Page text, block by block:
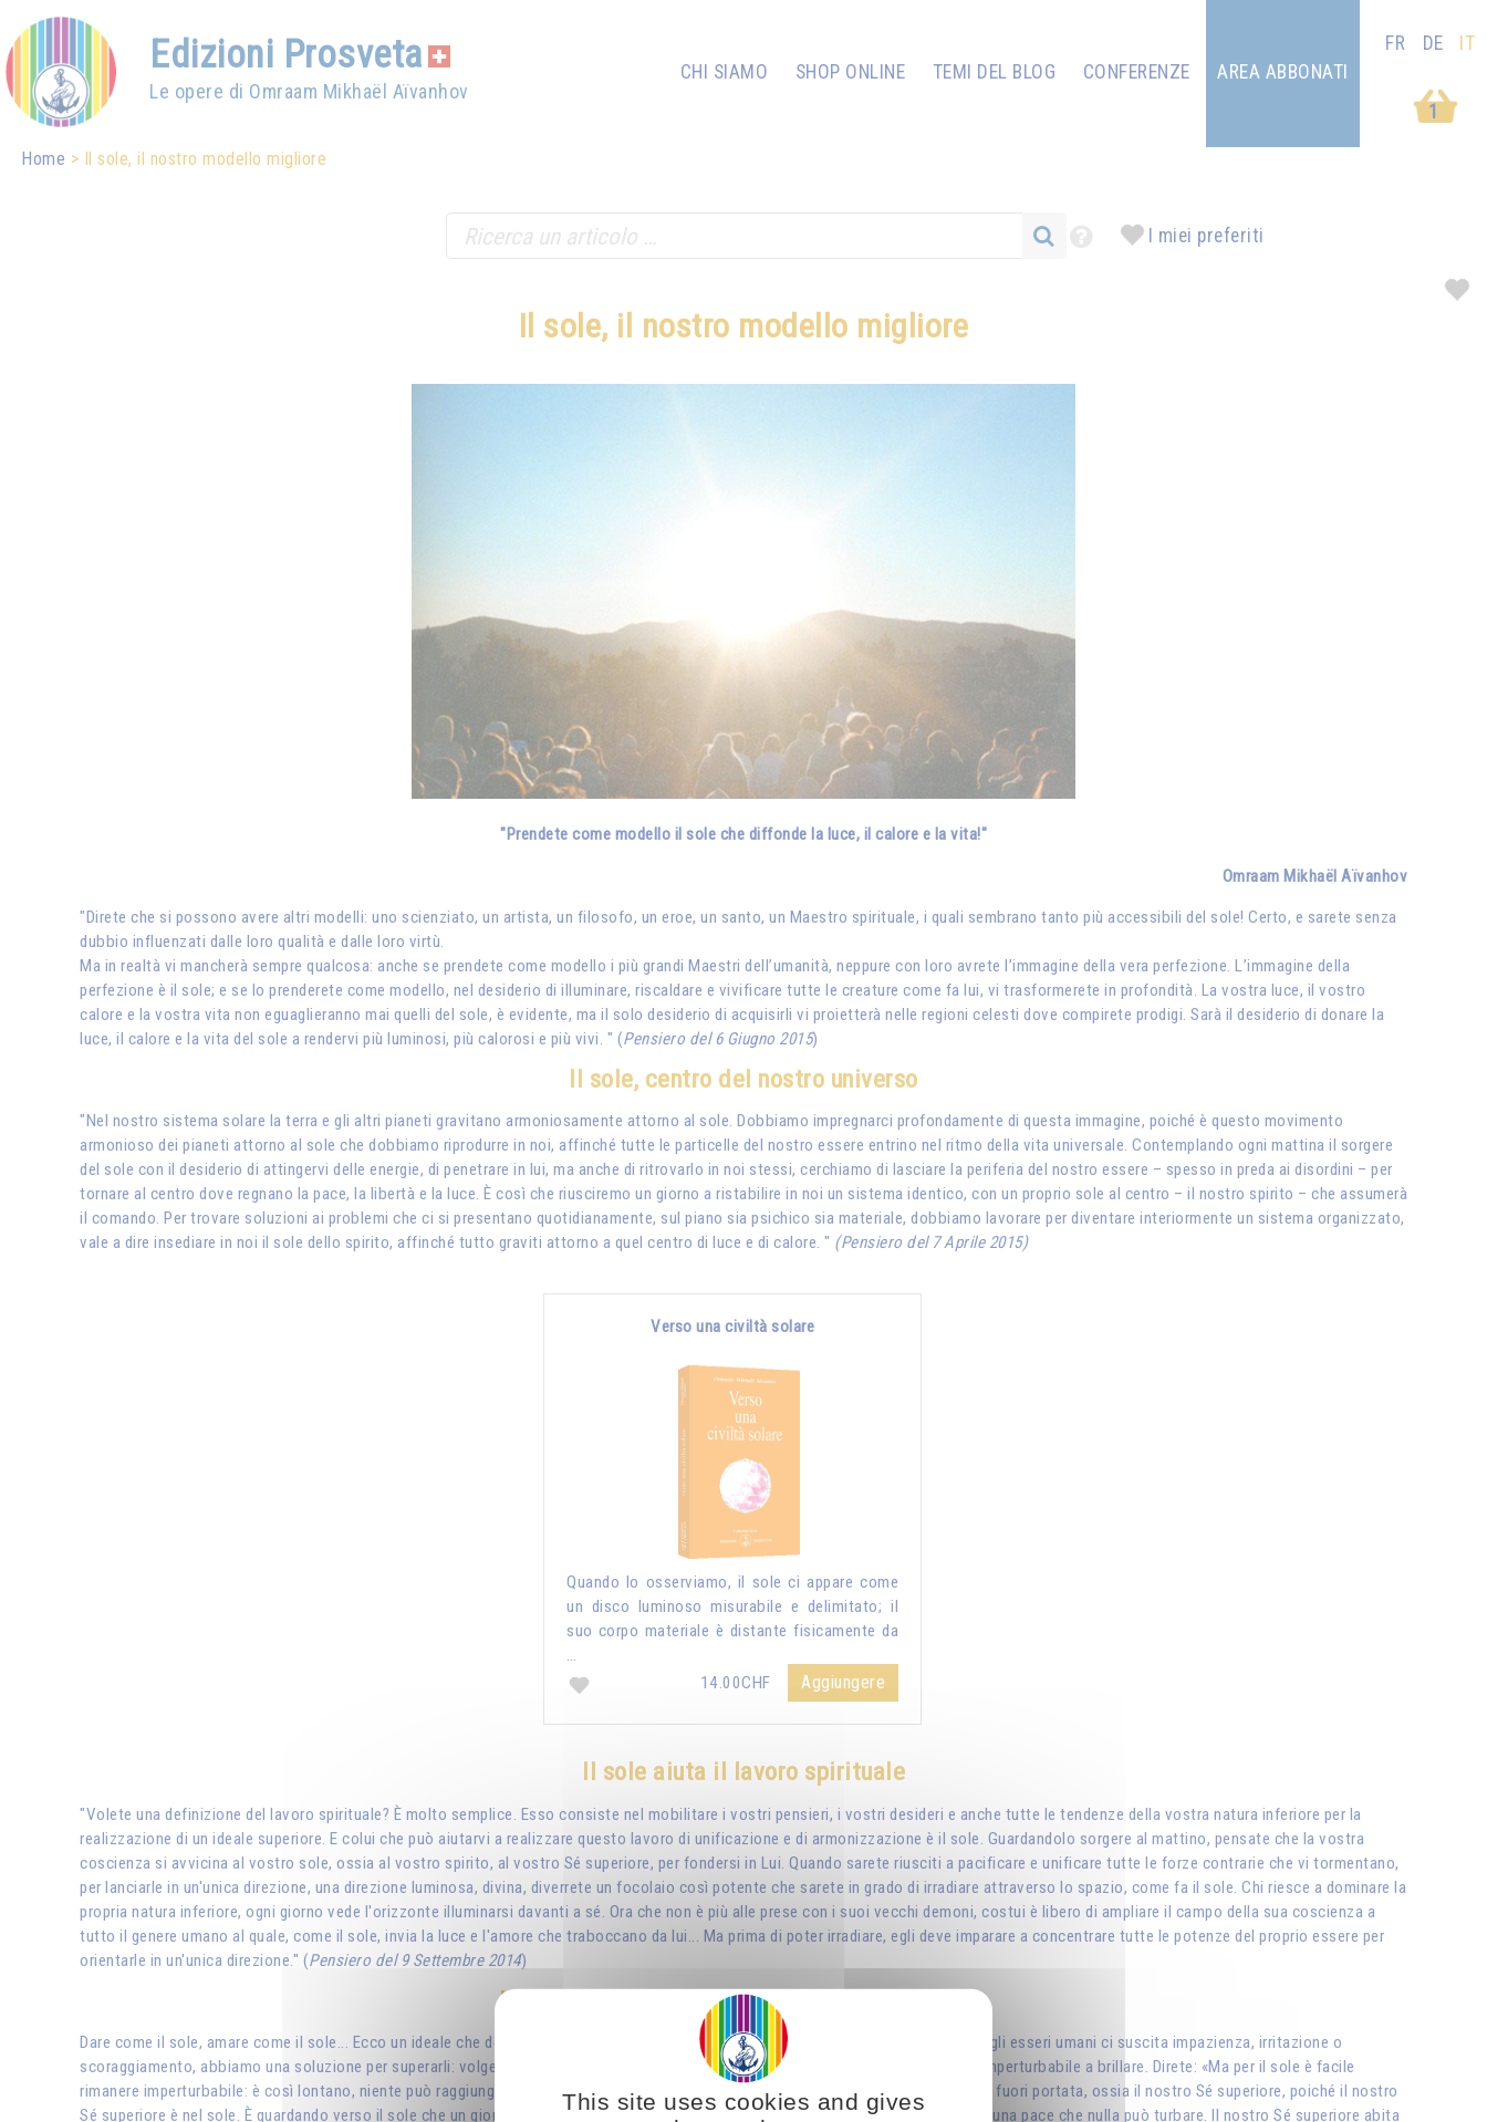
Edizioni Prosveta
Le opere di Omraam Mikhaël Aïvanhov
CHI SIAMO SHOP ONLINE TEMI DEL BLOG
CONFERENZE
1
AREA ABBONATI
FR DE IT
Home Il sole, il nostro modello migliore
I miei preferiti
Il sole, il nostro modello migliore
"Prendete come modello il sole che diffonde la luce, il calore e la vita!"
Omraam Mikhaël Aïvanhov
"Direte che si possono avere altri modelli: uno scienziato, un artista, un filosofo, un eroe, un santo, un Maestro spirituale, i quali sembrano tanto più accessibili del sole! Certo, e sarete senza
dubbio influenzati dalle loro qualità e dalle loro virtù.
Ma in realtà vi mancherà sempre qualcosa: anche se prendete come modello i più grandi Maestri dell’umanità, neppure con loro avrete l’immagine della vera perfezione. L’immagine della
perfezione è il sole; e se lo prenderete come modello, nel desiderio di illuminare, riscaldare e vivificare tutte le creature come fa lui, vi trasformerete in profondità. La vostra luce, il vostro
calore e la vostra vita non eguaglieranno mai quelli del sole, è evidente, ma il solo desiderio di acquisirli vi proietterà nelle regioni celesti dove compirete prodigi. Sarà il desiderio di donare la
luce, il calore e la vita del sole a rendervi più luminosi, più calorosi e più vivi. " (Pensiero del 6 Giugno 2015)
Il sole, centro del nostro universo
"Nel nostro sistema solare la terra e gli altri pianeti gravitano armoniosamente attorno al sole. Dobbiamo impregnarci profondamente di questa immagine, poiché è questo movimento
armonioso dei pianeti attorno al sole che dobbiamo riprodurre in noi, affinché tutte le particelle del nostro essere entrino nel ritmo della vita universale. Contemplando ogni mattina il sorgere
del sole con il desiderio di attingervi delle energie, di penetrare in lui, ma anche di ritrovarlo in noi stessi, cerchiamo di lasciare la periferia del nostro essere – spesso in preda ai disordini – per
tornare al centro dove regnano la pace, la libertà e la luce. È così che riusciremo un giorno a ristabilire in noi un sistema identico, con un proprio sole al centro – il nostro spirito – che assumerà
il comando. Per trovare soluzioni ai problemi che ci si presentano quotidianamente, sul piano sia psichico sia materiale, dobbiamo lavorare per diventare interiormente un sistema organizzato,
vale a dire insediare in noi il sole dello spirito, affinché tutto graviti attorno a quel centro di luce e di calore. " (Pensiero del 7 Aprile 2015)
Verso una civiltà solare
Quando lo osserviamo, il sole ci appare come
un disco luminoso misurabile e delimitato; il
suo corpo materiale è distante fisicamente da
…
14.00CHF
Aggiungere
Il sole aiuta il lavoro spirituale
"Volete una definizione del lavoro spirituale? È molto semplice. Esso consiste nel mobilitare i vostri pensieri, i vostri desideri e anche tutte le tendenze della vostra natura inferiore per la
realizzazione di un ideale superiore. E colui che può aiutarvi a realizzare questo lavoro di unificazione e di armonizzazione è il sole. Guardandolo sorgere al mattino, pensate che la vostra
coscienza si avvicina al vostro sole, ossia al vostro spirito, al vostro Sé superiore, per fondersi in Lui. Quando sarete riusciti a pacificare e unificare tutte le forze contrarie che vi tormentano,
per lanciarle in un'unica direzione, una direzione luminosa, divina, diverrete un focolaio così potente che sarete in grado di irradiare attraverso lo spazio, come fa il sole. Chi riesce a dominare la
propria natura inferiore, ogni giorno vede l'orizzonte illuminarsi davanti a sé. Ora che non è più alle prese con i suoi vecchi demoni, costui è libero di ampliare il campo della sua coscienza a
tutto il genere umano al quale, come il sole, invia la luce e l'amore che traboccano da lui... Ma prima di poter irradiare, egli deve imparare a concentrare tutte le potenze del proprio essere per
orientarle in un'unica direzione." (Pensiero del 9 Settembre 2014)
Il nostro sé superiore contiene le virtù del sole
Dare come il sole, amare come il sole... Ecco un ideale che dobbiamo sforzarci di realizzare un giorno. Ogni volta che la condotta degli esseri umani ci suscita impazienza, irritazione o
scoraggiamento, abbiamo una soluzione per superarli: volgere il nostro sguardo verso il sole che da lassù continua instancabile e imperturbabile a brillare. Direte: «Ma per il sole è facile
rimanere imperturbabile: è così lontano, niente può raggiungerlo». Sì, ma noi pure abbiamo qualcosa in noi stessi che rimane sempre fuori portata, ossia il nostro Sé superiore, poiché il nostro
Sé superiore è nel sole. È guardando verso il sole che un giorno riusciremo a raggiungere il nostro Sé superiore e a vivere come lui in una pace che nulla può turbare. Il nostro Sé superiore abita
This site uses cookies and gives